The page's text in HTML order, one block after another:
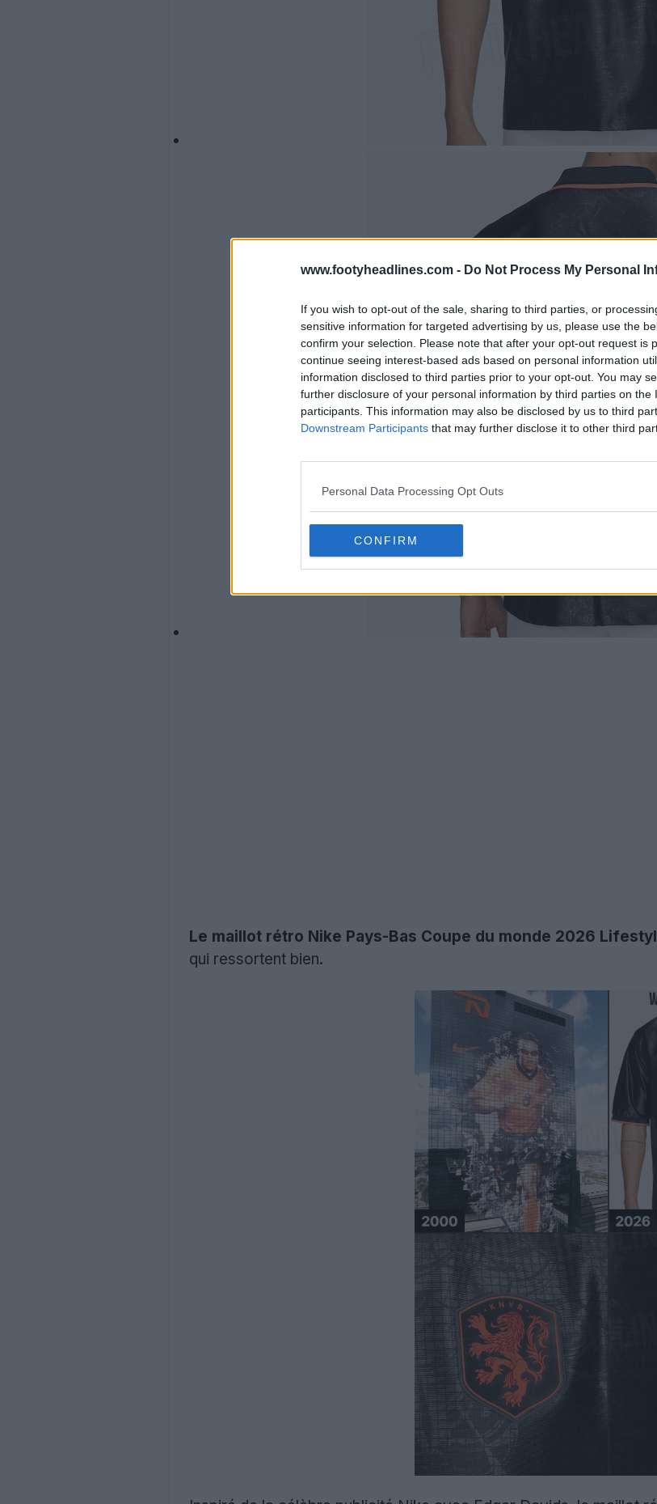
www.footyheadlines.com - Do Not Process My Personal
If you wish to opt-out of the sale, sharing to third parties, or
sensitive information for targeted advertising by us, please use the
confirm your selection. Please note that after your opt-out request is
continue seeing interest-based ads based on personal information
information disclosed to third parties prior to your opt-out. You may
further disclosure of your personal information by third parties on the
participants. This information may also be disclosed by us to third
Downstream Participants that may further disclose it to other third
Personal Data Processing Opt Outs
CONFIRM
Le maillot rétro Nike Pays-Bas Coupe du monde 2026
qui ressortent bien.